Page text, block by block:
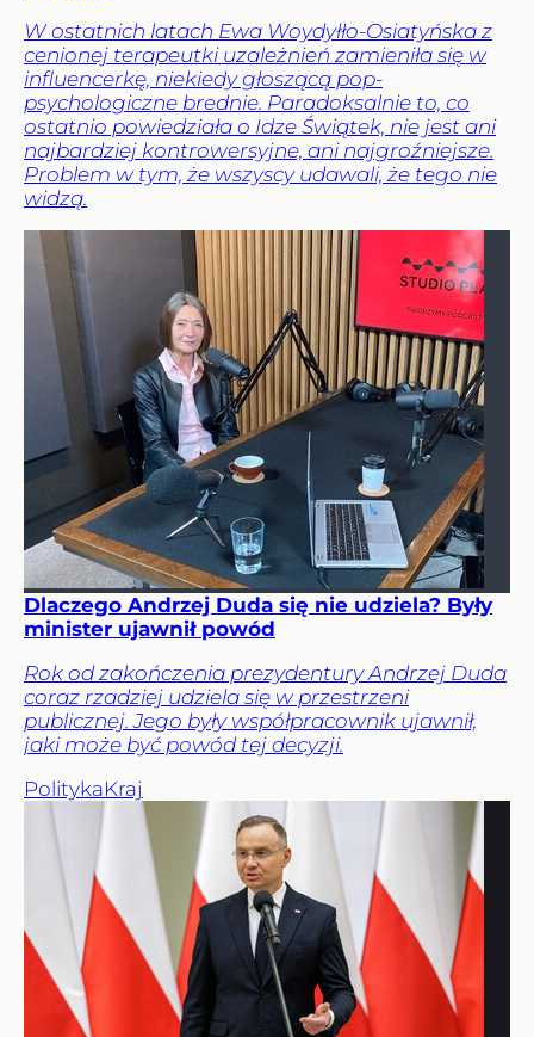
W ostatnich latach Ewa Woydyłło-Osiatyńska z
cenionej terapeutki uzależnień zamieniła się w
influencerkę, niekiedy głoszącą pop-
psychologiczne brednie. Paradoksalnie to, co
ostatnio powiedziała o Idze Świątek, nie jest ani
najbardziej kontrowersyjne, ani najgroźniejsze.
Problem w tym, że wszyscy udawali, że tego nie
widzą.
Dlaczego Andrzej Duda się nie udziela? Były
minister ujawnił powód
Rok od zakończenia prezydentury Andrzej Duda
coraz rzadziej udziela się w przestrzeni
publicznej. Jego były współpracownik ujawnił,
jaki może być powód tej decyzji.
PolitykaKraj